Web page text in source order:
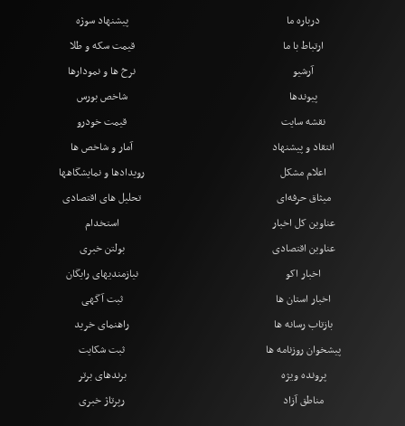
درباره ما
ارتباط با ما
آرشیو
پیوندها
نقشه سایت
انتقاد و پیشنهاد
اعلام مشکل
میثاق حرفه‌ای
پیشنهاد سوژه
قیمت سکه و طلا
نرخ ها و نمودارها
شاخص بورس
قیمت خودرو
آمار و شاخص ها
رویدادها و نمایشگاهها
تحلیل های اقتصادی
عناوین کل اخبار
عناوین اقتصادی
اخبار اکو
اخبار استان ها
بازتاب رسانه ها
پیشخوان روزنامه ها
پرونده ویژه
مناطق آزاد
استخدام
بولتن خبری
نیازمندیهای رایگان
ثبت آگهی
راهنمای خرید
ثبت شکایت
برندهای برتر
رپرتاژ خبری